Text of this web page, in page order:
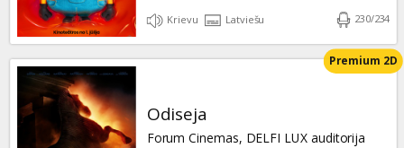
Krievu Latviešu 230/234
Odiseja
Forum Cinemas, DELFI LUX auditorija
Premium 2D